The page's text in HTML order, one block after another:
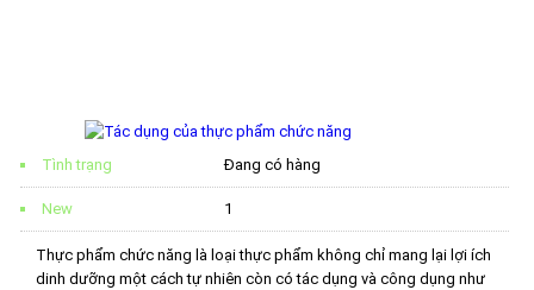
Tình trạng Đang có hàng
New 1
Thực phẩm chức năng là loại thực phẩm không chỉ mang lại lợi ích
dinh dưỡng một cách tự nhiên còn có tác dụng và công dụng như